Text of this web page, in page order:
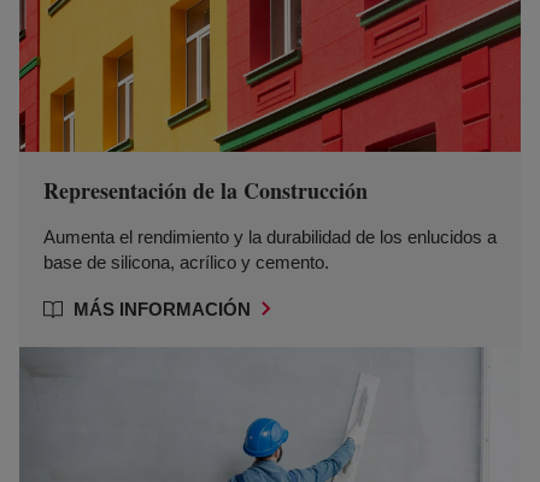
Representación de la Construcción
Aumenta el rendimiento y la durabilidad de los enlucidos a
base de silicona, acrílico y cemento.
MÁS INFORMACIÓN